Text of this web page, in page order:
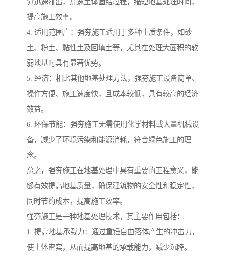
分迅速排出，加速土体固结过程，缩短地基处理时间，
提高施工效率。
4. 适用范围广：强夯施工适用于多种土质条件，如砂
土、粉土、黏性土及回填土等，尤其在处理大面积的软
弱地基时具有显著优势。
5. 经济：相比其他地基处理方法，强夯施工设备简单、
操作方便、施工速度快，且成本较低，具有较高的经济
效益。
6. 环保节能：强夯施工无需使用化学材料或大量机械设
备，减少了环境污染和能源消耗，符合绿色施工的理
念。
总之，强夯施工在地基处理中具有重要的工程意义，能
够有效提高地基质量，确保建筑物的安全性和稳定性，
同时节约成本，提高施工效率。
强夯施工是一种地基处理技术，其主要作用包括：
1. 提高地基承载力：通过重锤自由落体产生的冲击力，
使土体密实，从而提高地基的承载能力，减少沉降。